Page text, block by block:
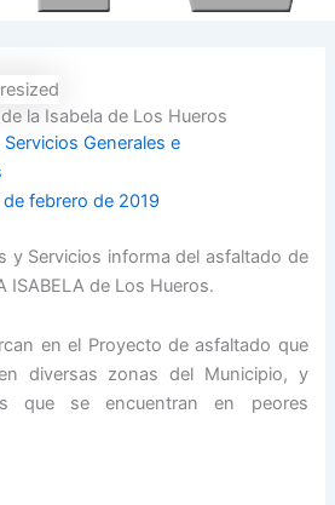
la Isabela de Los Hueros
Servicios Generales e
febrero de 2019
y Servicios informa del asfaltado de
ISABELA de Los Hueros.
en el Proyecto de asfaltado que
diversas zonas del Municipio, y
que se encuentran en peores